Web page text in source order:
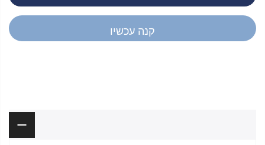
קנה עכשיו